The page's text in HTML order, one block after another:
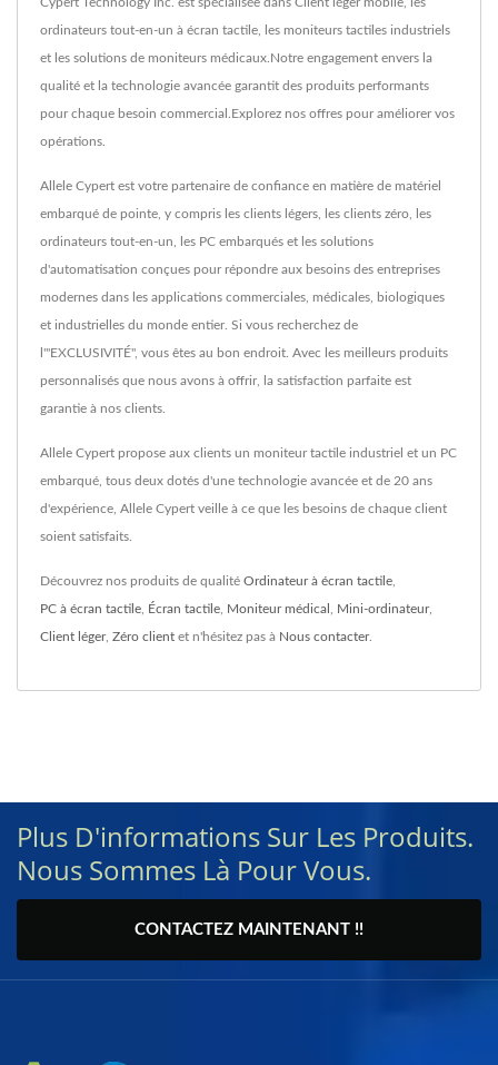
ordinateurs tout-en-un à écran tactile, les moniteurs tactiles industriels
et les solutions de moniteurs médicaux.Notre engagement envers la
qualité et la technologie avancée garantit des produits performants
pour chaque besoin commercial.Explorez nos offres pour améliorer vos
opérations.
Allele Cypert est votre partenaire de confiance en matière de matériel
embarqué de pointe, y compris les clients légers, les clients zéro, les
ordinateurs tout-en-un, les PC embarqués et les solutions
d'automatisation conçues pour répondre aux besoins des entreprises
modernes dans les applications commerciales, médicales, biologiques
et industrielles du monde entier. Si vous recherchez de
l'"EXCLUSIVITÉ", vous êtes au bon endroit. Avec les meilleurs produits
personnalisés que nous avons à offrir, la satisfaction parfaite est
garantie à nos clients.
Allele Cypert propose aux clients un moniteur tactile industriel et un PC
embarqué, tous deux dotés d'une technologie avancée et de 20 ans
d'expérience, Allele Cypert veille à ce que les besoins de chaque client
soient satisfaits.
Découvrez nos produits de qualité Ordinateur à écran tactile
PC à écran tactile Écran tactile Moniteur médical Mini-ordinateur,
Client léger, Zéro client et n'hésitez pas à Nous contacter.
Plus D'informations Sur Les Produits.
Nous Sommes Là Pour Vous.
CONTACTEZ MAINTENANT !!